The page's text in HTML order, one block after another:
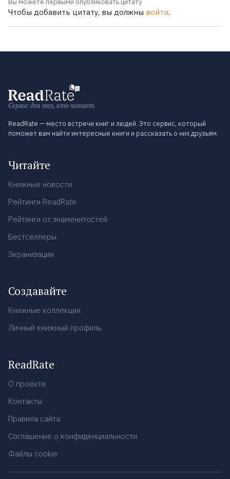
Чтобы добавить цитату, вы должны войти.
Сервис для тех, кто читает.
ReadRate — место встречи книг и людей. Это сервис, который
поможет вам найти интересные книги и рассказать о них друзьям.
Читайте
Книжные новости
Рейтинги ReadRate
Рейтинги от знаменитостей
Бестселлеры
Экранизации
Создавайте
Книжные коллекции
Личный книжный профиль
ReadRate
О проекте
Контакты
Правила сайта
Соглашение о конфиденциальности
Файлы cookie